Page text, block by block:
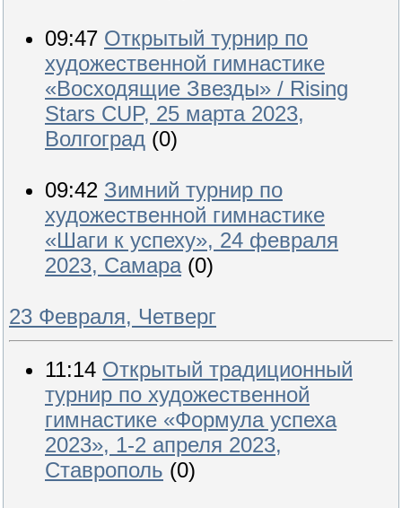
09:47 Открытый турнир по
художественной гимнастике
«Восходящие Звезды» / Rising
Stars CUP, 25 марта 2023,
Волгоград (0)
09:42 Зимний турнир по
художественной гимнастике
«Шаги к успеху», 24 февраля
2023, Самара (0)
23 Февраля, Четверг
11:14 Открытый традиционный
турнир по художественной
гимнастике «Формула успеха
2023», 1-2 апреля 2023,
Ставрополь (0)